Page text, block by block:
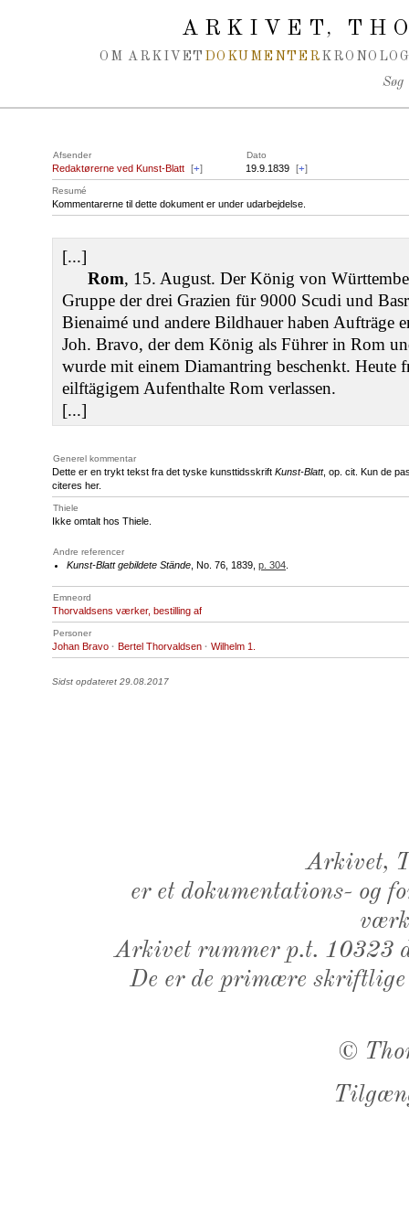
ARKIVET,
OM ARKIVET DOKUMENTER
Søg
Afsender Dato
Redaktørerne ved Kunst-Blatt [+] 19.9.1839 [+]
Resumé
Kommentarerne til dette dokument er under udarbejdelse.
[...]
Rom, 15. August. Der König von
Gruppe der drei Grazien für 9000 Scudi und
Bienaimé und andere Bildhauer haben Aufträge
Joh. Bravo, der dem König als Führer in Rom
wurde mit einem Diamantring beschenkt. Heute
eilftägigem Aufenthalte Rom verlassen.
[...]
Generel kommentar
Dette er en trykt tekst fra det tyske kunsttidsskrift Kunst-Blatt, op. cit. Kun de
citeres her.
Thiele
Ikke omtalt hos Thiele.
Andre referencer
Kunst-Blatt gebildete Stände , No. 76, 1839, p. 304
Emneord
Thorvaldsens værker, bestilling af
Personer
Johan Bravo · Bertel Thorvaldsen · Wilhelm 1.
Sidst opdateret 29.08.2017
Arkivet,
er et dokumentations- og
Arkivet rummer p.t. 10323
De er de primære
©